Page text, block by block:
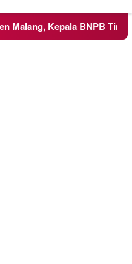
BNPB Tinjau Langsung